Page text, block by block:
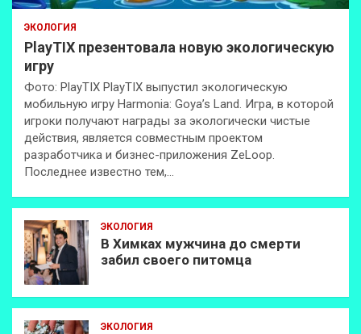
ЭКОЛОГИЯ
PlayTIX презентовала новую экологическую
игру
Фото: PlayTIX PlayTIX выпустил экологическую
мобильную игру Harmonia: Goya’s Land. Игра, в которой
игроки получают награды за экологически чистые
действия, является совместным проектом
разработчика и бизнес-приложения ZeLoop.
Последнее известно тем,…
ЭКОЛОГИЯ
В Химках мужчина до смерти
забил своего питомца
ЭКОЛОГИЯ